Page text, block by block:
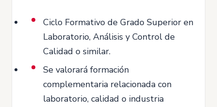
Ciclo Formativo de Grado Superior en
Laboratorio, Análisis y Control de
Calidad o similar.
Se valorará formación
complementaria relacionada con
laboratorio, calidad o industria